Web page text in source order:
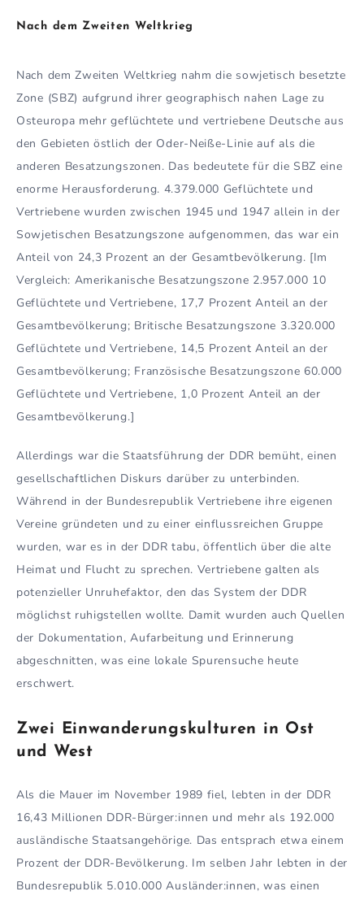
Nach dem Zweiten Weltkrieg
Nach dem Zweiten Weltkrieg nahm die sowjetisch besetzte
Zone (SBZ) aufgrund ihrer geographisch nahen Lage zu
Osteuropa mehr geflüchtete und vertriebene Deutsche aus
den Gebieten östlich der Oder-Neiße-Linie auf als die
anderen Besatzungszonen. Das bedeutete für die SBZ eine
enorme Herausforderung. 4.379.000 Geflüchtete und
Vertriebene wurden zwischen 1945 und 1947 allein in der
Sowjetischen Besatzungszone aufgenommen, das war ein
Anteil von 24,3 Prozent an der Gesamtbevölkerung. [Im
Vergleich: Amerikanische Besatzungszone 2.957.000 10
Geflüchtete und Vertriebene, 17,7 Prozent Anteil an der
Gesamtbevölkerung; Britische Besatzungszone 3.320.000
Geflüchtete und Vertriebene, 14,5 Prozent Anteil an der
Gesamtbevölkerung; Französische Besatzungszone 60.000
Geflüchtete und Vertriebene, 1,0 Prozent Anteil an der
Gesamtbevölkerung.]
Allerdings war die Staatsführung der DDR bemüht, einen
gesellschaftlichen Diskurs darüber zu unterbinden.
Während in der Bundesrepublik Vertriebene ihre eigenen
Vereine gründeten und zu einer einflussreichen Gruppe
wurden, war es in der DDR tabu, öffentlich über die alte
Heimat und Flucht zu sprechen. Vertriebene galten als
potenzieller Unruhefaktor, den das System der DDR
möglichst ruhigstellen wollte. Damit wurden auch Quellen
der Dokumentation, Aufarbeitung und Erinnerung
abgeschnitten, was eine lokale Spurensuche heute
erschwert.
Zwei Einwanderungskulturen in Ost
und West
Als die Mauer im November 1989 fiel, lebten in der DDR
16,43 Millionen DDR-Bürger:innen und mehr als 192.000
ausländische Staatsangehörige. Das entsprach etwa einem
Prozent der DDR-Bevölkerung. Im selben Jahr lebten in der
Bundesrepublik 5.010.000 Ausländer:innen, was einen